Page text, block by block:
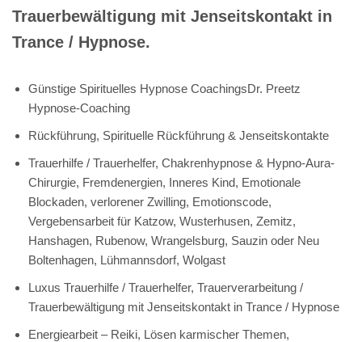
Trauerbewältigung mit Jenseitskontakt in
Trance / Hypnose.
Günstige Spirituelles Hypnose CoachingsDr. Preetz
Hypnose-Coaching
Rückführung, Spirituelle Rückführung & Jenseitskontakte
Trauerhilfe / Trauerhelfer, Chakrenhypnose & Hypno-Aura-
Chirurgie, Fremdenergien, Inneres Kind, Emotionale
Blockaden, verlorener Zwilling, Emotionscode,
Vergebensarbeit für Katzow, Wusterhusen, Zemitz,
Hanshagen, Rubenow, Wrangelsburg, Sauzin oder Neu
Boltenhagen, Lühmannsdorf, Wolgast
Luxus Trauerhilfe / Trauerhelfer, Trauerverarbeitung /
Trauerbewältigung mit Jenseitskontakt in Trance / Hypnose
Energiearbeit – Reiki, Lösen karmischer Themen,